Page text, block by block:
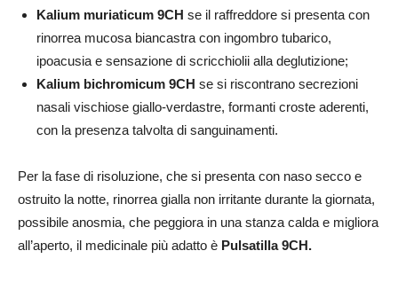
Kalium muriaticum 9CH se il raffreddore si presenta con
rinorrea mucosa biancastra con ingombro tubarico,
ipoacusia e sensazione di scricchiolii alla deglutizione;
Kalium bichromicum 9CH se si riscontrano secrezioni
nasali vischiose giallo-verdastre, formanti croste aderenti,
con la presenza talvolta di sanguinamenti.
Per la fase di risoluzione, che si presenta con naso secco e
ostruito la notte, rinorrea gialla non irritante durante la giornata,
possibile anosmia, che peggiora in una stanza calda e migliora
all’aperto, il medicinale più adatto è Pulsatilla 9CH.